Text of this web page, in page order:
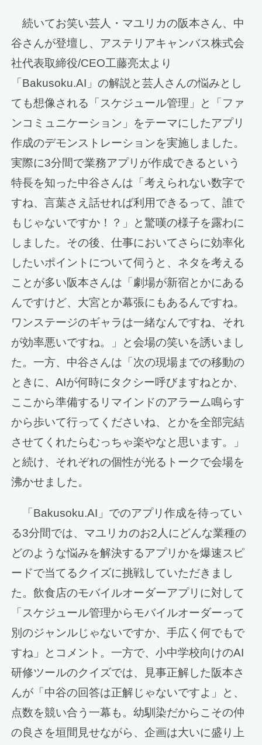
続いてお笑い芸人・マユリカの阪本さん、中
谷さんが登壇し、アステリアキャンバス株式会
社代表取締役/CEO工藤亮太より
「Bakusoku.AI」の解説と芸人さんの悩みとし
ても想像される「スケジュール管理」と「ファ
ンコミュニケーション」をテーマにしたアプリ
作成のデモンストレーションを実施しました。
実際に3分間で業務アプリが作成できるという
特長を知った中谷さんは「考えられない数字で
すね、言葉さえ話せれば利用できるって、誰で
もじゃないですか！？」と驚嘆の様子を露わに
しました。その後、仕事においてさらに効率化
したいポイントについて伺うと、ネタを考える
ことが多い阪本さんは「劇場が新宿とかにある
んですけど、大宮とか幕張にもあるんですね。
ワンステージのギャラは一緒なんですね、それ
が効率悪いですね。」と会場の笑いを誘いまし
た。一方、中谷さんは「次の現場までの移動の
ときに、AIが何時にタクシー呼びますねとか、
ここから準備するリマインドのアラーム鳴らす
から歩いて行ってくださいね、とかを全部完結
させてくれたらむっちゃ楽やなと思います。」
と続け、それぞれの個性が光るトークで会場を
沸かせました。
「Bakusoku.AI」でのアプリ作成を待ってい
る3分間では、マユリカのお2人にどんな業種の
どのような悩みを解決するアプリかを爆速スピ
ードで当てるクイズに挑戦していただきまし
た。飲食店のモバイルオーダーアプリに対して
「スケジュール管理からモバイルオーダーって
別のジャンルじゃないですか、手広く何でもで
すね」とコメント。一方で、小中学校向けのAI
研修ツールのクイズでは、見事正解した阪本さ
んが「中谷の回答は正解じゃないですよ」と、
点数を競い合う一幕も。幼馴染だからこその仲
の良さを垣間見せながら、企画は大いに盛り上